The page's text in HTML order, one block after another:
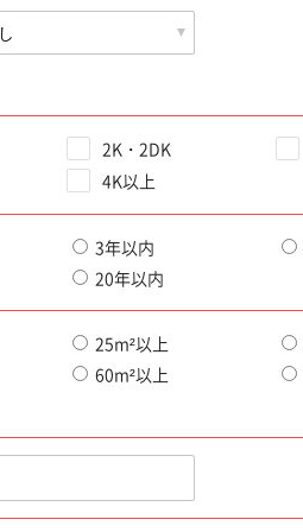
2K・2DK
4K以上
3年以内
20年以内
25m²以上
60m²以上